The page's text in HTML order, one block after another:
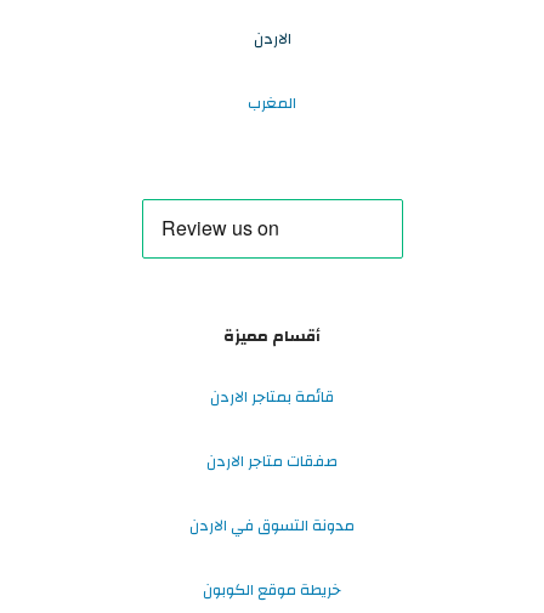
الاردن
المغرب
أقسام مميزة
قائمة بمتاجر الاردن
صفقات متاجر الاردن
مدونة التسوق في الاردن
خريطة موقع الكوبون